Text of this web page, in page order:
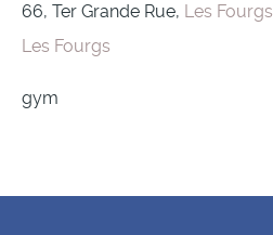
66, Ter Grande Rue, Les Fourgs
Les Fourgs
gym